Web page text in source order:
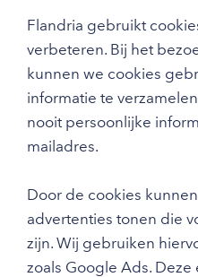
Flandria gebruikt
verbeteren. Bij het
kunnen we cookies
informatie te
nooit persoonlijke
mailadres.
Door de cookies
advertenties tonen die
zijn. Wij gebruiken
zoals Google Ads.